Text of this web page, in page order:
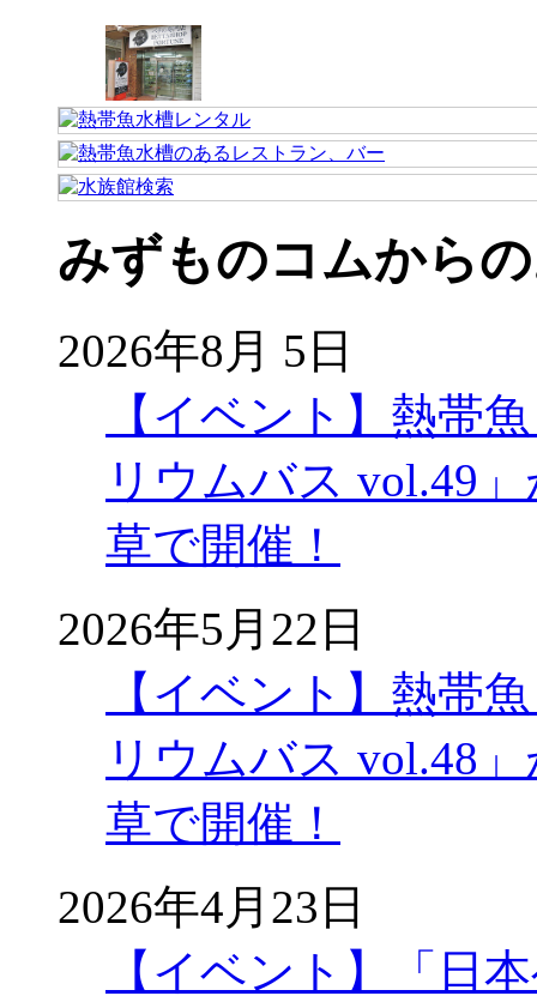
みずものコムから
2026年8月 5日
【イベント】熱帯
リウムバス vol.49
草で開催！
2026年5月22日
【イベント】熱帯
リウムバス vol.48
草で開催！
2026年4月23日
【イベント】「日